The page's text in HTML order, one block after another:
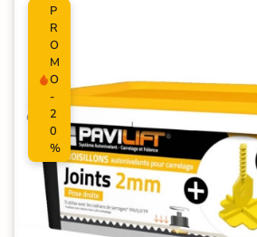
P
R
O
M
O
-
2
0
%